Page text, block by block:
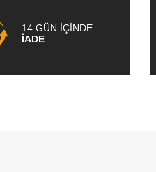
14 GÜN İÇİNDE
İADE